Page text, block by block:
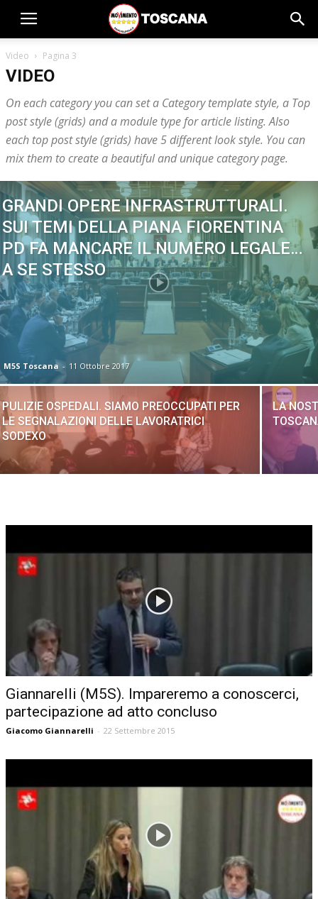
Video Pagina 3
VIDEO
On each category you can set a Category template style, a Top
post style (grids) and a module type for article listing. Also
each top post style (grids) have 5 different look style. You can
mix them to create a beautiful and unique category page.
GRANDI OPERE INFRASTRUTTURALI.
SUI TEMI DELLA PIANA FIORENTINA
PD FA MANCARE IL NUMERO LEGALE…
A SE STESSO
M5S Toscana - 11 Ottobre 2017
PULIZIE OSPEDALI. SIAMO PREOCCUPATI PER
LE SEGNALAZIONI DELLE LAVORATRICI
SODEXO
LA
Giannarelli (M5S). Impareremo a conoscerci,
partecipazione ad atto concluso
Giacomo Giannarelli - 22 Settembre 2015